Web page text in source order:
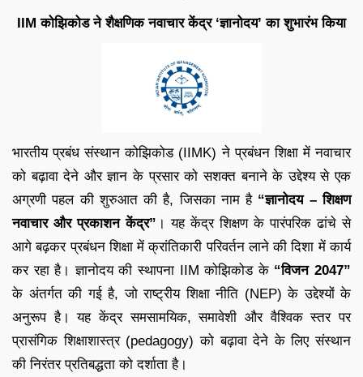
IIM कोझिकोड ने शैक्षणिक नवाचार केंद्र ‘ज्ञानोदय’ का शुभारंभ किया
भारतीय प्रबंध संस्थान कोझिकोड (IIMK) ने प्रबंधन शिक्षा में नवाचार
को बढ़ावा देने और ज्ञान के प्रसार को सशक्त बनाने के उद्देश्य से एक
अग्रणी पहल की शुरुआत की है, जिसका नाम है “ज्ञानोदय – शिक्षण
नवाचार और प्रकाशन केंद्र” । यह केंद्र शिक्षण के पारंपरिक ढांचे से
आगे बढ़कर प्रबंधन शिक्षा में क्रांतिकारी परिवर्तन लाने की दिशा में कार्य
कर रहा है। ज्ञानोदय की स्थापना IIM कोझिकोड के “विजन 2047”
के अंतर्गत की गई है, जो राष्ट्रीय शिक्षा नीति (NEP) के उद्देश्यों के
अनुरूप है। यह केंद्र समसामयिक, समावेशी और वैश्विक स्तर पर
प्रासंगिक शिक्षाशास्त्र (pedagogy) को बढ़ावा देने के लिए संस्थान
की निरंतर प्रतिबद्धता को दर्शाता है।